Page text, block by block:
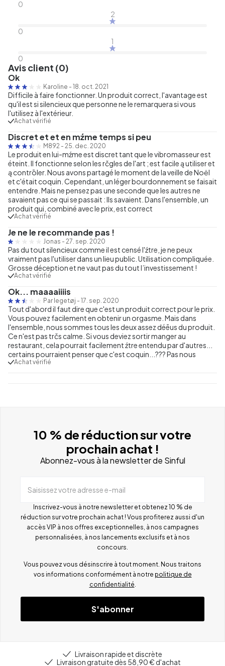
0
2
0
1
0
Avis client (0)
Ok
Karoline - 18. oct. 2021
Difficile à faire fonctionner. Un produit correct, l'avantage est
qu'il est si silencieux que personne ne le remarquera si vous
l'utilisez à l'extérieur.
Achat vérifié
Discret et et en mźme temps si peu
M892 - 25. dec. 2020
Le produit en lui-mźme est discret tant que le vibromasseur est
éteint. Il fonctionne selon les rčgles de l'art ; est facile ą utiliser et
ą contrōler. Nous avons partagé le moment de la veille de Noėl
et c'était coquin. Cependant, un léger bourdonnement se faisait
entendre. Mais ne pensez pas une seconde que les autres ne
savaient pas ce qui se passait : Ils savaient. Dans l'ensemble, un
produit qui, combiné avec le prix, est correct
Achat vérifié
Je ne le recommande pas !
Jonas - 27. sep. 2020
Pas du tout silencieux comme il est censé l'źtre, je ne peux
vraiment pas l'utiliser dans un lieu public. Utilisation compliquée.
Grosse déception et ne vaut pas du tout l’investissement !
Achat vérifié
Ok... maaaaiiiis
Par legetøj - 17. sep. 2020
Tout d'abord il faut dire que c'est un produit correct pour le prix.
Vous pouvez facilement en obtenir un orgasme. Mais dans
l'ensemble, nous sommes tous les deux assez déēus du produit.
Ce n'est pas trčs calme. Si vous deviez sortir manger au
restaurant, cela pourrait facilement źtre entendu par d'autres...
certains pourraient penser que c'est coquin...??? Pas nous
Achat vérifié
10 % de réduction sur votre
prochain achat !
Abonnez-vous à la newsletter de Sinful
Saisissez votre adresse e-mail
Inscrivez-vous à notre newsletter et obtenez 10 % de
réduction sur votre prochain achat ! Vous profiterez aussi d'un
accès VIP à nos offres exceptionnelles, à nos campagnes
personnalisées, à nos lancements exclusifs et à nos
concours.
Vous pouvez vous désinscrire à tout moment. Nous traitons
vos informations conformément à notre politique de
confidentialité
S'abonner
Livraison rapide et discrète
Livraison gratuite dès 58,90 € d'achat